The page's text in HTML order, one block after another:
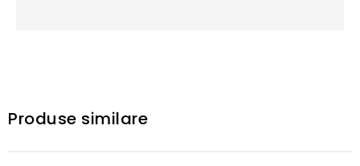
Produse similare